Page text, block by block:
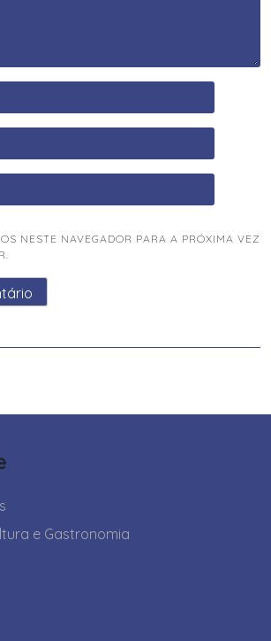
NESTE NAVEGADOR PARA A PRÓXIMA VEZ
e Gastronomia